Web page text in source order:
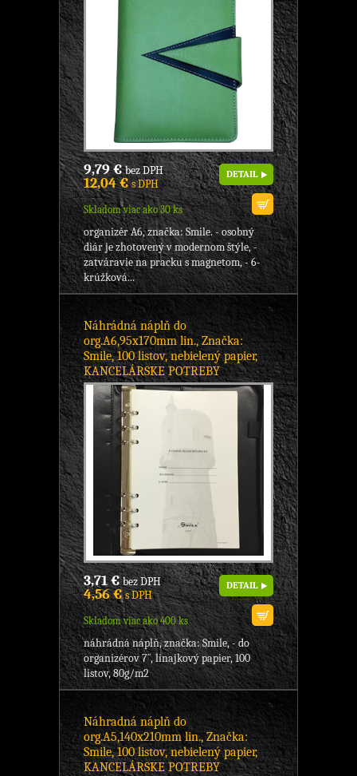
9,79 €bez DPH
12,04 €s DPH
Skladom viac ako 30 ks
DETAIL
organizér A6, značka: Smile. - osobný
diár je zhotovený v modernom štýle, -
zatváravie na pracku s magnetom, - 6-
krúžková...
Náhrádná náplň do
org.A6,95x170mm lin., Značka:
Smile, 100 listov, nebielený papier,
KANCELÁRSKE POTREBY
3,71 €bez DPH
4,56 €s DPH
Skladom viac ako 400 ks
DETAIL
náhrádná náplň, značka: Smile, - do
organizérov 7´´, linajkový papier, 100
listov, 80g/m2
Náhradná náplň do
org.A5,140x210mm lin., Značka:
Smile, 100 listov, nebielený papier,
KANCELÁRSKE POTREBY